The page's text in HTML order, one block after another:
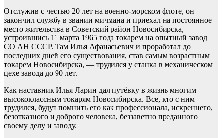
Отслужив с честью 20 лет на военно-морском флоте, он
закончил службу в звании мичмана и приехал на постоянное
место жительства в Советский район Новосибирска,
устроившись 11 марта 1965 года токарем на опытный завод
СО АН СССР. Там Илья Афанасьевич и проработал до
последних дней его существования, став самым возрастным
токарем Новосибирска, — трудился у станка в механическом
цехе завода до 90 лет.
Как наставник Илья Ларин дал путёвку в жизнь многим
высококлассным токарям Новосибирска. Все, кто с ним
трудился, будут помнить его как профессионала, искреннего,
безотказного и доброго человека, беззаветно преданного
своему делу и заводу.